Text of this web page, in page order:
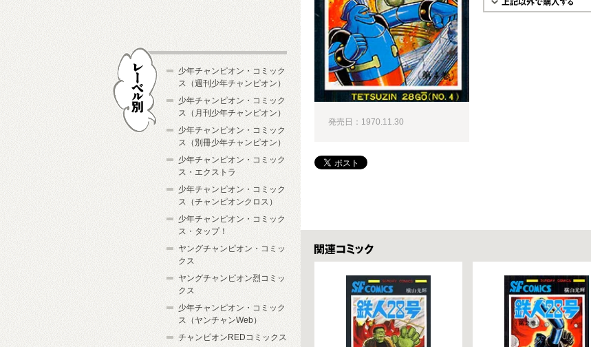
発売日：1970.11.30
関連コミックス
少年チャンピオン・コミック
ス（週刊少年チャンピオン）
少年チャンピオン・コミック
ス（月刊少年チャンピオン）
少年チャンピオン・コミック
ス（別冊少年チャンピオン）
少年チャンピオン・コミック
ス・エクストラ
少年チャンピオン・コミック
ス（チャンピオンクロス）
少年チャンピオン・コミック
ス・タップ！
ヤングチャンピオン・コミッ
クス
ヤングチャンピオン烈コミッ
クス
少年チャンピオン・コミック
ス（ヤンチャンWeb）
チャンピオンREDコミックス